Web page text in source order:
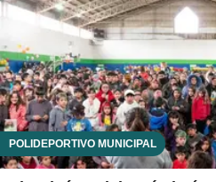
POLIDEPORTIVO MUNICIPAL